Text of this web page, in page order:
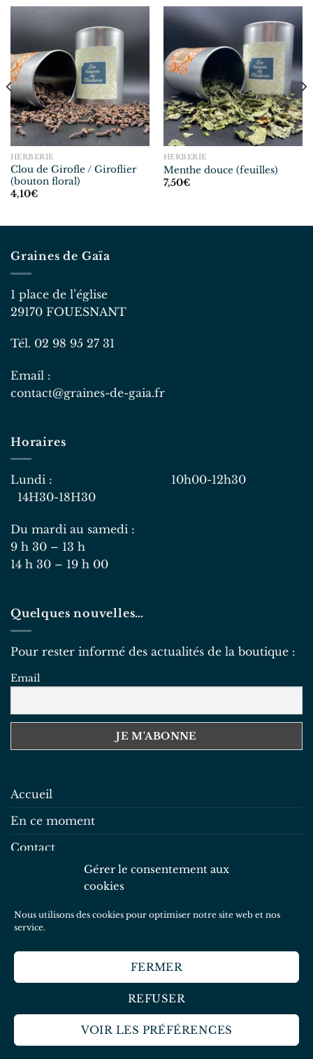
Gérer le consentement aux
cookies
Nous utilisons des cookies pour optimiser notre site web et nos
service.
FERMER
REFUSER
VOIR LES PRÉFÉRENCES
HERBERIE
Clou de Girofle / Giroflier
(bouton floral)
4,10€
HERBERIE
Menthe douce (feuilles)
7,50€
Graines de Gaïa
1 place de l’église
29170 FOUESNANT
Tél. 02 98 95 27 31
Email :
contact@graines-de-gaia.fr
Horaires
Lundi : 10h00-12h30
14H30-18H30
Du mardi au samedi :
9 h 30 – 13 h
14 h 30 – 19 h 00
Quelques nouvelles…
Pour rester informé des actualités de la boutique :
Email
Accueil
En ce moment
Contact
Mentions légales
Politique de cookies
EN CE MOMENT
MENTIONS LÉGALES
POLITIQUE DE CONFIDENTIALITÉ
POLITIQUE DE COOKIES